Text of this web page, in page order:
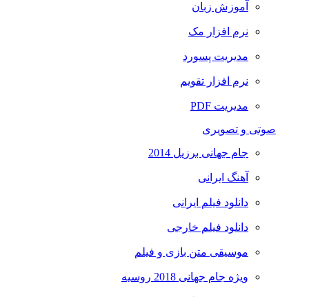
آموزش زبان
نرم افزار مک
مدیریت پسورد
نرم افزار تقویم
مدیریت PDF
صوتی و تصویری
جام جهانی برزیل 2014
آهنگ ایرانی
دانلود فیلم ایرانی
دانلود فیلم خارجی
موسیقی متن بازی و فیلم
ویژه جام جهانی 2018 روسیه